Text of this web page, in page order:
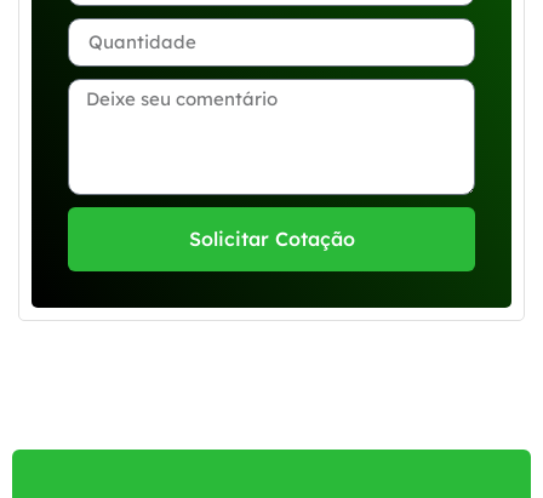
Solicitar Cotação